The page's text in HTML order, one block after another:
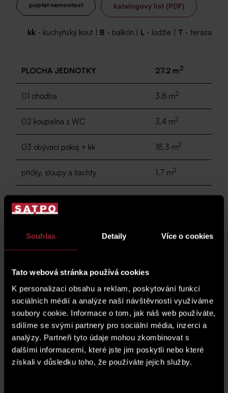
Souhlas Detaily Více o cookies
Tato webová stránka používá cookies
K personalizaci obsahu a reklam, poskytování funkcí
sociálních médií a analýze naší návštěvnosti využíváme
soubory cookie. Informace o tom, jak náš web používáte,
sdílíme se svými partnery pro sociální média, inzerci a
analýzy. Partneři tyto údaje mohou zkombinovat s
dalšími informacemi, které jste jim poskytli nebo které
získali v důsledku toho, že používáte jejich služby.
poptat nemovitost katalogový list (PDF)
kk - kuchyňský kout | B - balkón | L - lodžie | T - terasa
PLOCHA JEDNOTKY 27.2 m2
01 chodba 3.8 m2
02 koupelna s WC 3.4 m2
03 obývací pokoj + kk 18.3 m2
příčky, sloupy a šachty 1.7 m2
04 terasa
05 terasa se zelení
plánek podlaží